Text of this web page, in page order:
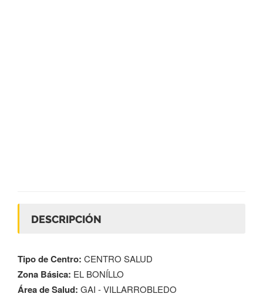
DESCRIPCIÓN
Tipo de Centro: CENTRO SALUD
Zona Básica: EL BONÍLLO
Área de Salud: GAI - VILLARROBLEDO